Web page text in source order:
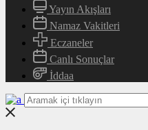
Yayın Akışları
Namaz Vakitleri
Eczaneler
Canlı Sonuçlar
İddaa